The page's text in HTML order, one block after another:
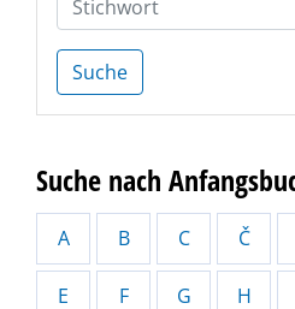
Suche
Suche nach
A B C Č
E F G H